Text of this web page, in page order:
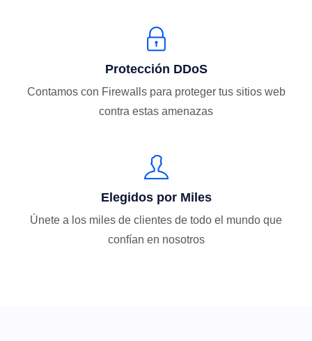
Protección DDoS
Contamos con Firewalls para proteger tus sitios web
contra estas amenazas
Elegidos por Miles
Únete a los miles de clientes de todo el mundo que
confían en nosotros